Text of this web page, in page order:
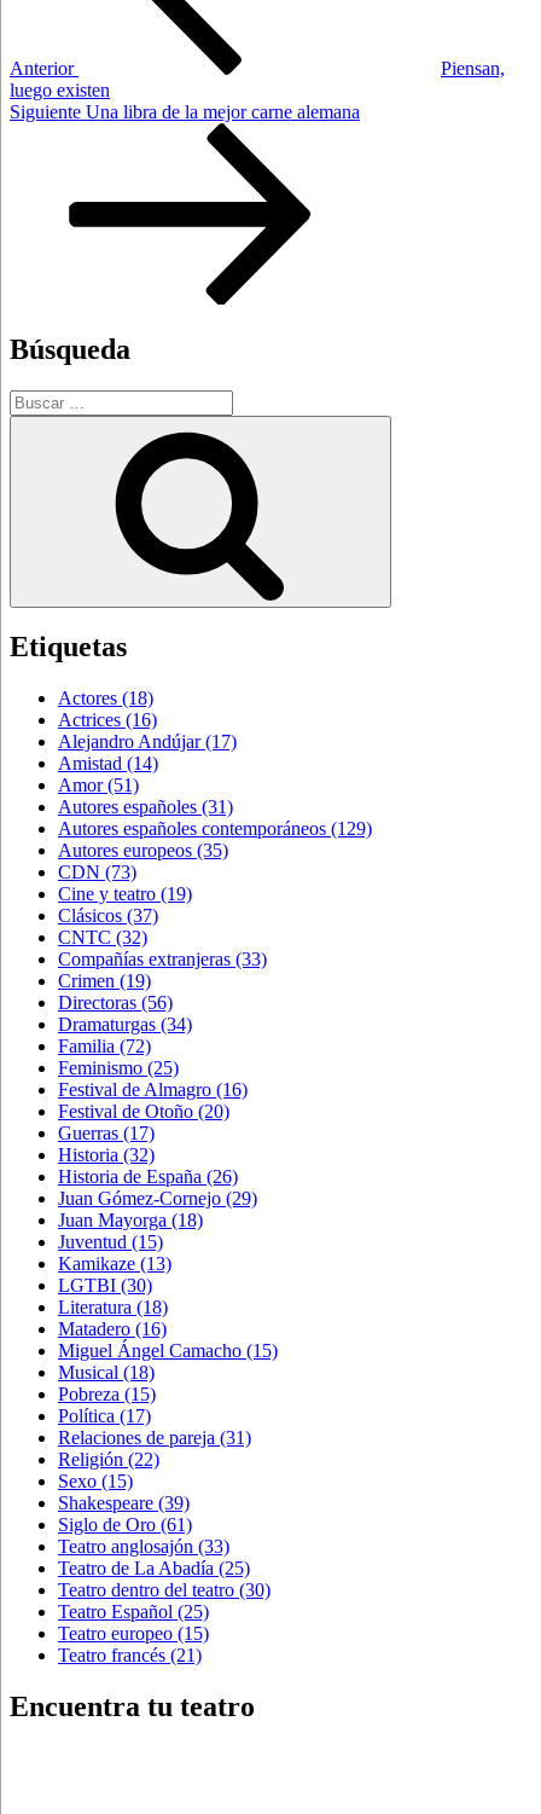
Anterior
Piensan,
luego existen
Siguiente
Siguiente Una libra de la mejor carne alemana
Búsqueda
Buscar
por:
Etiquetas
Actores (18)
Actrices (16)
Alejandro Andújar(17)
Amistad (14)
Amor(51)
Autores españoles (31)
Autores españoles contemporáneos (129)
Autores europeos (35)
CDN (73)
Cine y teatro (19)
Clásicos (37)
CNTC (32)
Compañías extranjeras (33)
Crimen (19)
Directoras (56)
Dramaturgas (34)
Familia (72)
Feminismo (25)
Festival de Almagro (16)
Festival de Otoño (20)
Guerras (17)
Historia (32)
Historia de España (26)
Juan Gómez-Cornejo (29)
Juan Mayorga (18)
Juventud (15)
Kamikaze (13)
LGTBI (30)
Literatura (18)
Matadero (16)
Miguel Ángel Camacho (15)
Musical (18)
Pobreza (15)
Política (17)
Relaciones de pareja (31)
Religión (22)
Sexo (15)
Shakespeare (39)
Siglo de Oro (61)
Teatro anglosajón (33)
Teatro de La Abadía (25)
Teatro dentro del teatro (30)
Teatro Español (25)
Teatro europeo (15)
Teatro francés (21)
Encuentra tu teatro